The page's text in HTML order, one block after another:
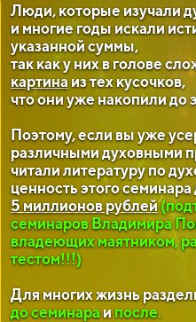
Люди, которые изучали
и многие годы искали
указанной суммы,
так как у них в голове
картинаиз тех кусочков,
что они уже накопили до
Поэтому, если вы уже
различными духовными
читали литературу по
ценность этого
5 миллионов рублей
семинаров Владимира
владеющих маятником,
тестом!!!)
Для многих жизнь
до семинараипосле.